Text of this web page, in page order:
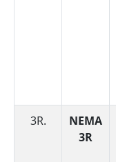
3R.
NEMA
3R